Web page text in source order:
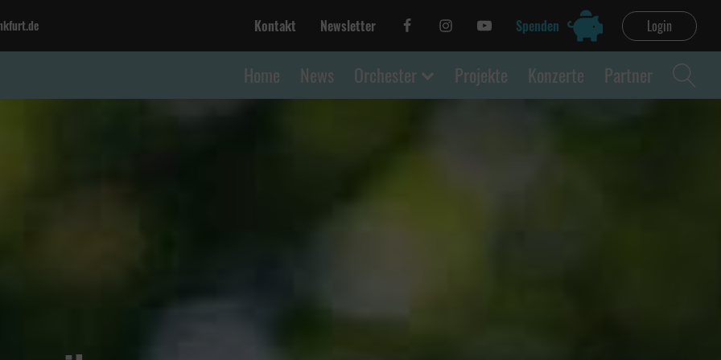
Kontakt Newsletter Spenden Login
Home News Orchester Projekte Konzerte Partner